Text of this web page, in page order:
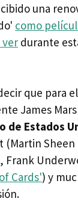
una
como
ver durante
que para el
James
Estados
Sheen
Frank
Cards') y